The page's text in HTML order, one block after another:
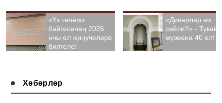
«Үз телем»
бәйгесенең 2026
нчы ел җиңүчеләре
билгеле!
«Диварлар ни
сөйли?» - Тукай
музеена 40 ел!
Хәбәрләр